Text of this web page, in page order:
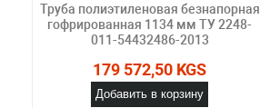
Труба полиэтиленовая безнапорная
гофрированная 1134 мм ТУ 2248-
011-54432486-2013
179 572,50 KGS
Добавить в корзину